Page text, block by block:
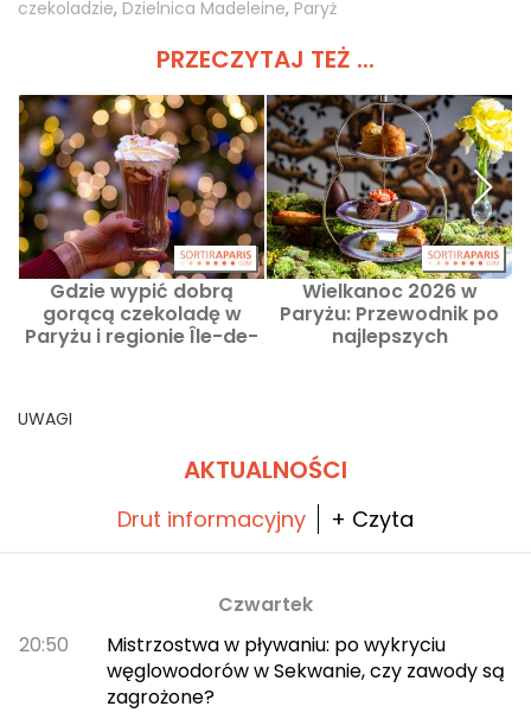
czekoladzie, Dzielnica Madeleine, Paryż
PRZECZYTAJ TEŻ ...
Gdzie wypić dobrą
gorącą czekoladę w
Paryżu i regionie Île-de-
Wielkanoc 2026 w
Paryżu: Przewodnik po
najlepszych
UWAGI
AKTUALNOŚCI
Drut informacyjny + Czyta
Czwartek
20:50
Mistrzostwa w pływaniu: po wykryciu
węglowodorów w Sekwanie, czy zawody są
zagrożone?